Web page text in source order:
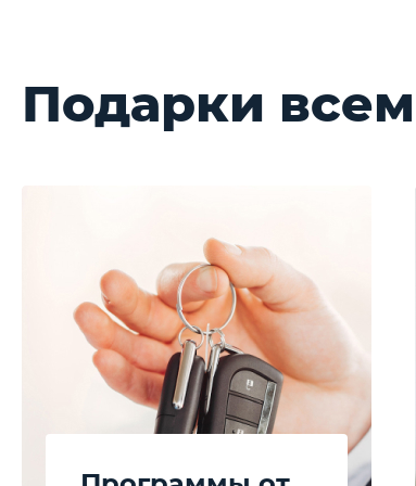
1.5 л.
Объём
147 л.с.
Мощность
2WD
Привод
186 км/ч
Макс. скорость
Выберите цвет
1.5 л.147 л.с.2WD 186 км/ч
Макс. скорость
6.0
Расход
Подарки